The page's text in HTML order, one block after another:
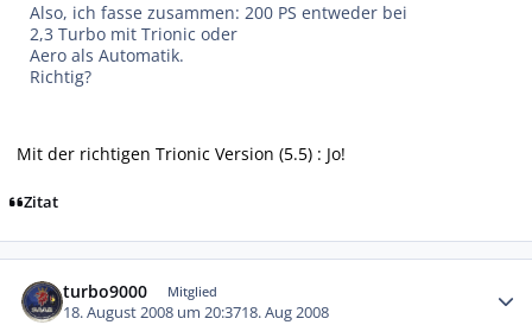
Also, ich fasse zusammen: 200 PS entweder bei
2,3 Turbo mit Trionic oder
Aero als Automatik.
Richtig?
Mit der richtigen Trionic Version (5.5) : Jo!
Zitat
turbo9000 Mitglied
18. August 2008 um 20:3718. Aug 2008